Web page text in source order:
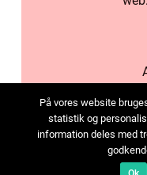
På vores website
statistik og
information deles med